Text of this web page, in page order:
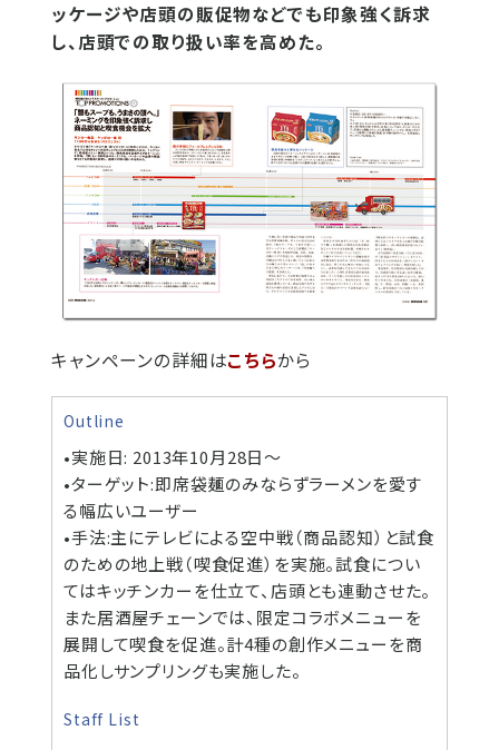
ッケージや店頭の販促物などでも印象強く訴求
し、店頭での取り扱い率を高めた。
キャンペーンの詳細はこちらから
Outline
•実施日: 2013年10月28日～
•ターゲット:即席袋麺のみならずラーメンを愛す
る幅広いユーザー
•手法:主にテレビによる空中戦（商品認知）と試食
のための地上戦（喫食促進）を実施。試食につい
てはキッチンカーを仕立て、店頭とも連動させた。
また居酒屋チェーンでは、限定コラボメニューを
展開して喫食を促進。計4種の創作メニューを商
品化しサンプリングも実施した。
Staff List